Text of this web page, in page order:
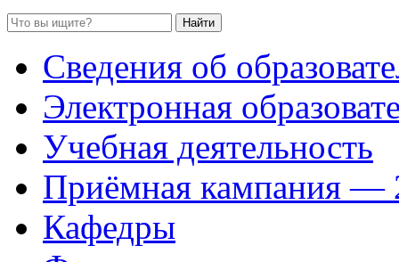
Сведения об
Электронная
Учебная деятельность
Приёмная кампания —
Кафедры